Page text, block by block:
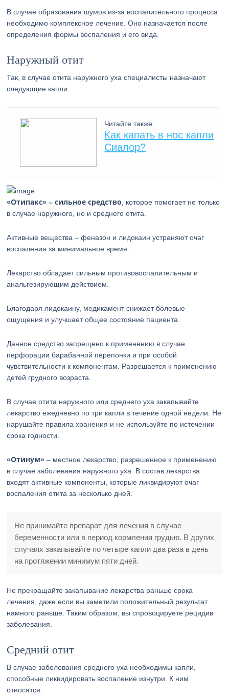
В случае образования шумов из-за воспалительного процесса
необходимо комплексное лечение. Оно назначается после
определения формы воспаления и его вида.
Наружный отит
Так, в случае отита наружного уха специалисты назначают
следующие капли:
Читайте также:
Как капать в нос капли
Сиалор?
«Отипакс» – сильное средство , которое помогает не только
в случае наружного, но и среднего отита.
Активные вещества – феназон и лидокаин устраняют очаг
воспаления за минимальное время.
Лекарство обладает сильным противовоспалительным и
анальгезирующим действием.
Благодаря лидокаину, медикамент снижает болевые
ощущения и улучшает общее состояние пациента.
Данное средство запрещено к применению в случае
перфорации барабанной перепонки и при особой
чувствительности к компонентам. Разрешается к применению
детей грудного возраста.
В случае отита наружного или среднего уха закапывайте
лекарство ежедневно по три капли в течение одной недели. Не
нарушайте правила хранения и не используйте по истечении
срока годности.
«Отинум» – местное лекарство, разрешенное к применению
в случае заболевания наружного уха. В состав лекарства
входят активные компоненты, которые ликвидируют очаг
воспаления отита за несколько дней.
Не принимайте препарат для лечения в случае
беременности или в период кормления грудью. В других
случаях закапывайте по четыре капли два раза в день
на протяжении минимум пяти дней.
Не прекращайте закапывание лекарства раньше срока
лечения, даже если вы заметили положительный результат
намного раньше. Таким образом, вы спровоцируете рецидив
заболевания.
Средний отит
В случае заболевания среднего уха необходимы капли,
способные ликвидировать воспаление изнутри. К ним
относятся: